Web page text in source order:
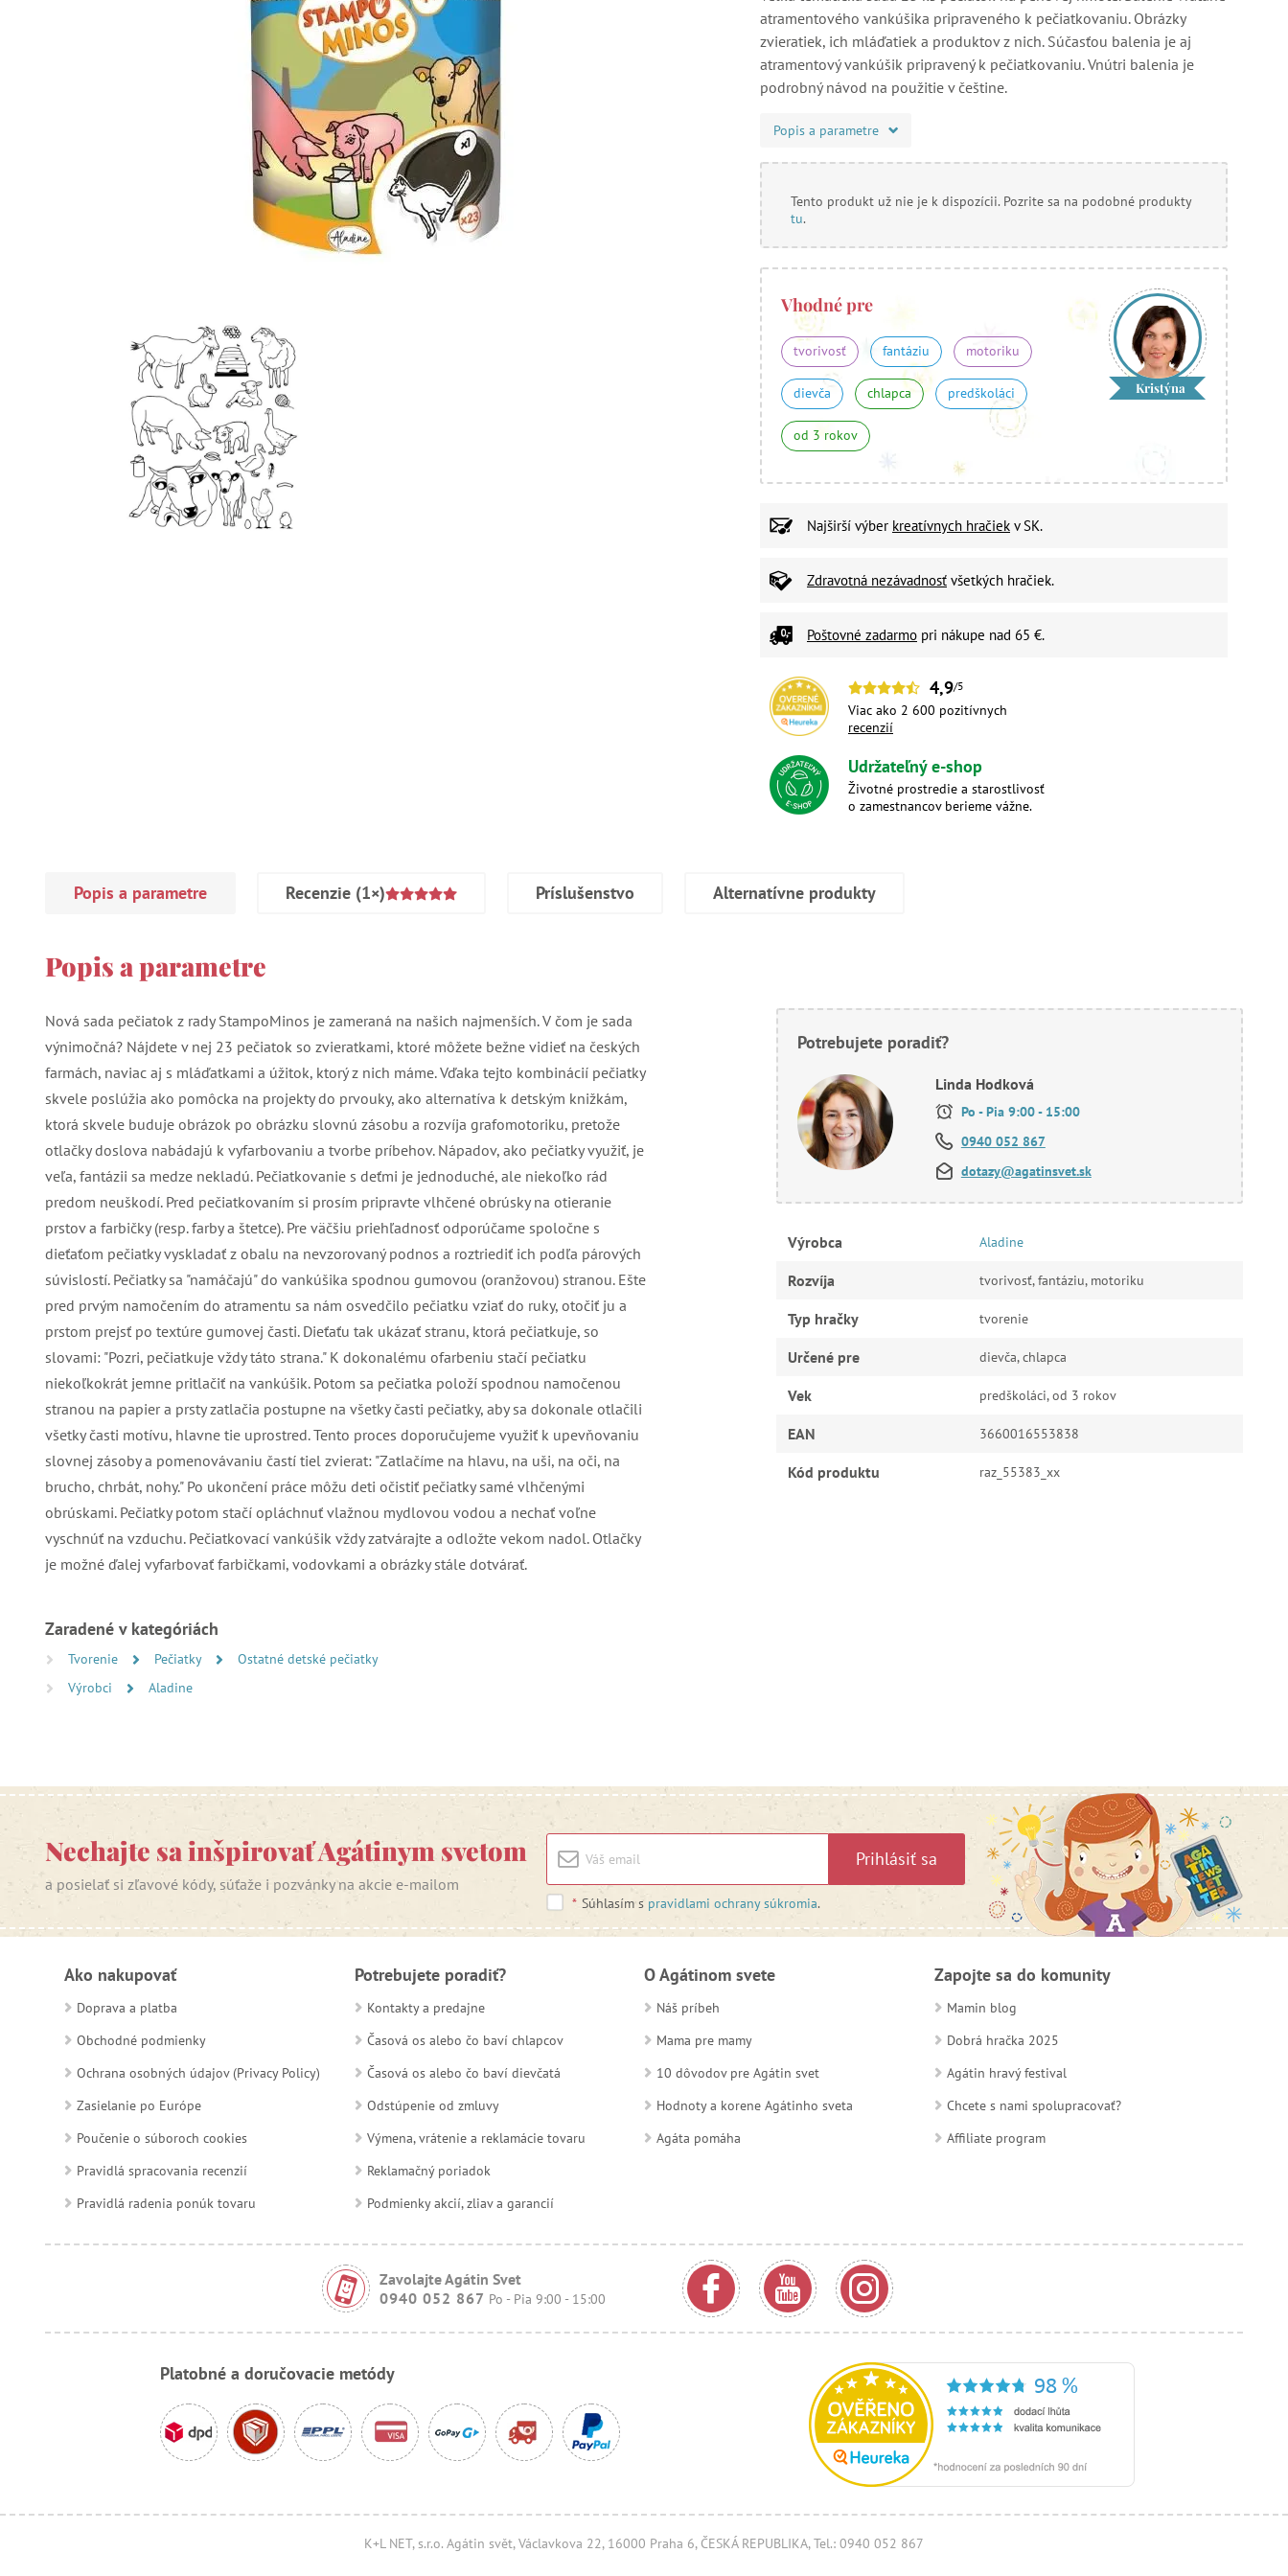
atramentového vankúšika pripraveného k pečiatkovaniu. Obrázky
zvieratiek, ich mláďatiek a produktov z nich. Súčasťou balenia je aj
atramentový vankúšik pripravený k pečiatkovaniu. Vnútri balenia je
podrobný návod na použitie v češtine.
Popis a parametre
Tento produkt už nie je k dispozícii. Pozrite sa na podobné produkty
tu.
Vhodné pre
tvorivosť fantáziu motoriku
dievča chlapca predškoláci
od 3 rokov
Kristýna
Najširší výber kreatívnych hračiek v SK.
Zdravotná nezávadnosť všetkých hračiek.
Poštovné zadarmo pri nákupe nad 65 €.
4,9/5
Viac ako 2 600 pozitívnych
recenzií
Udržateľný e-shop
Životné prostredie a starostlivosť
o zamestnancov berieme vážne.
Popis a parametre Recenzie (1×) Príslušenstvo Alternatívne produkty
Popis a parametre
Nová sada pečiatok z rady StampoMinos je zameraná na našich najmenších. V čom je sada
výnimočná? Nájdete v nej 23 pečiatok so zvieratkami, ktoré môžete bežne vidieť na českých
farmách, naviac aj s mláďatkami a úžitok, ktorý z nich máme. Vďaka tejto kombinácií pečiatky
skvele poslúžia ako pomôcka na projekty do prvouky, ako alternatíva k detským knižkám,
ktorá skvele buduje obrázok po obrázku slovnú zásobu a rozvíja grafomotoriku, pretože
otlačky doslova nabádajú k vyfarbovaniu a tvorbe príbehov. Nápadov, ako pečiatky využiť, je
veľa, fantázii sa medze nekladú. Pečiatkovanie s deťmi je jednoduché, ale niekoľko rád
predom neuškodí. Pred pečiatkovaním si prosím pripravte vlhčené obrúsky na otieranie
prstov a farbičky (resp. farby a štetce). Pre väčšiu priehľadnosť odporúčame spoločne s
dieťaťom pečiatky vyskladať z obalu na nevzorovaný podnos a roztriediť ich podľa párových
súvislostí. Pečiatky sa "namáčajú" do vankúšika spodnou gumovou (oranžovou) stranou. Ešte
pred prvým namočením do atramentu sa nám osvedčilo pečiatku vziať do ruky, otočiť ju a
prstom prejsť po textúre gumovej časti. Dieťaťu tak ukázať stranu, ktorá pečiatkuje, so
slovami: "Pozri, pečiatkuje vždy táto strana." K dokonalému ofarbeniu stačí pečiatku
niekoľkokrát jemne pritlačiť na vankúšik. Potom sa pečiatka položí spodnou namočenou
stranou na papier a prsty zatlačia postupne na všetky časti pečiatky, aby sa dokonale otlačili
všetky časti motívu, hlavne tie uprostred. Tento proces doporučujeme využiť k upevňovaniu
slovnej zásoby a pomenovávaniu častí tiel zvierat: "Zatlačíme na hlavu, na uši, na oči, na
brucho, chrbát, nohy." Po ukončení práce môžu deti očistiť pečiatky samé vlhčenými
obrúskami. Pečiatky potom stačí opláchnuť vlažnou mydlovou vodou a nechať voľne
vyschnúť na vzduchu. Pečiatkovací vankúšik vždy zatvárajte a odložte vekom nadol. Otlačky
je možné ďalej vyfarbovať farbičkami, vodovkami a obrázky stále dotvárať.
Zaradené v kategóriách
Tvorenie Pečiatky
Ostatné detské pečiatky
Výrobci
Aladine
Potrebujete poradiť?
Linda Hodková
Po - Pia 9:00 - 15:00
0940 052 867
dotazy@agatinsvet.sk
Výrobca Aladine
Rozvíja tvorivosť, fantáziu, motoriku
Typ hračky tvorenie
Určené pre dievča, chlapca
Vek predškoláci, od 3 rokov
EAN 3660016553838
Kód produktu raz_55383_xx
Nechajte sa inšpirovať Agátinym svetom
a posielať si zľavové kódy, súťaže i pozvánky na akcie e-mailom
Prihlásiť sa
* Súhlasím s pravidlami ochrany súkromia.
Ako nakupovať
Doprava a platba
Obchodné podmienky
Ochrana osobných údajov (Privacy Policy)
Zasielanie po Európe
Poučenie o súboroch cookies
Pravidlá spracovania recenzií
Pravidlá radenia ponúk tovaru
Potrebujete poradiť?
Kontakty a predajne
Časová os alebo čo baví chlapcov
Časová os alebo čo baví dievčatá
Odstúpenie od zmluvy
Výmena, vrátenie a reklamácie tovaru
Reklamačný poriadok
Podmienky akcií, zliav a garancií
O Agátinom svete
Náš príbeh
Mama pre mamy
10 dôvodov pre Agátin svet
Hodnoty a korene Agátinho sveta
Agáta pomáha
Zapojte sa do komunity
Mamin blog
Dobrá hračka 2025
Agátin hravý festival
Chcete s nami spolupracovať?
Affiliate program
Zavolajte Agátin Svet
0940 052 867 Po - Pia 9:00 - 15:00
Platobné a doručovacie metódy
K+L NET, s.r.o. Agátin svět, Václavkova 22, 16000 Praha 6, ČESKÁ REPUBLIKA, Tel.: 0940 052 867